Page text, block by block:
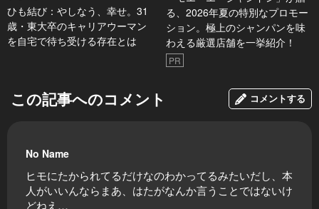
ひも結び：やしなう、幸せ。31
歳・東大卒のキャリアウーマン
を自宅で待ち受ける存在とは
る、2026年夏の特別なプロモー
ション。極上のシャンパンを味
わえる厳選店舗を一挙紹介！
PR
この記事へのコメント コメントする
No Name
ヒモにたかられてるだけなのわかってるみたいだし、本
人がいいんならまあ、はたがなんか言うことではないけ
どねえ…